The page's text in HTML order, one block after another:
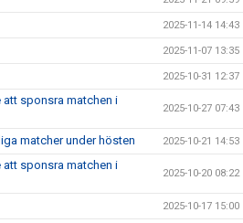
2025-11-14 14:43
2025-11-07 13:35
2025-10-31 12:37
sponsra matchen i
2025-10-27 07:43
matcher under hösten 2025-10-21 14:53
sponsra matchen i
2025-10-20 08:22
2025-10-17 15:00